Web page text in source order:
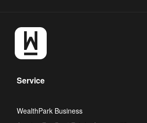
Service
WealthPark Business